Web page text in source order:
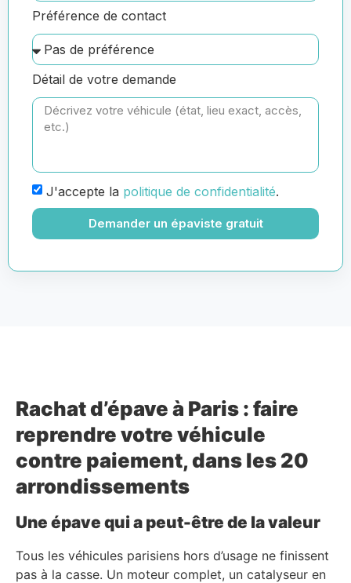
Préférence de contact
Détail de votre demande
J'accepte la politique de confidentialité.
Demander un épaviste gratuit
Rachat d’épave à Paris : faire
reprendre votre véhicule
contre paiement, dans les 20
arrondissements
Une épave qui a peut-être de la valeur
Tous les véhicules parisiens hors d’usage ne finissent
pas à la casse. Un moteur complet, un catalyseur en